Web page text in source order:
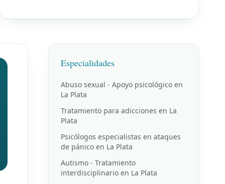
Especialidades
Abuso sexual - Apoyo psicológico en
La Plata
Tratamiento para adicciones en La
Plata
Psicólogos especialistas en ataques
de pánico en La Plata
Autismo - Tratamiento
interdisciplinario en La Plata